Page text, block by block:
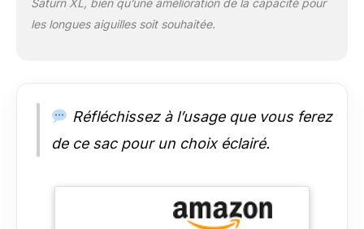
Saturn XL, bien qu’une amélioration de la capacité pour
les longues aiguilles soit souhaitée.
Réfléchissez à l’usage que vous ferez
de ce sac pour un choix éclairé.